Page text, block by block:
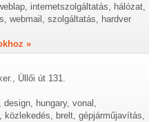
internetszolgáltatás, hálózat,
webmail, szolgáltatás, hardver
»
Üllői út 131.
hungary, vonal,
közlekedés, brelt, gépjárműjavítás,